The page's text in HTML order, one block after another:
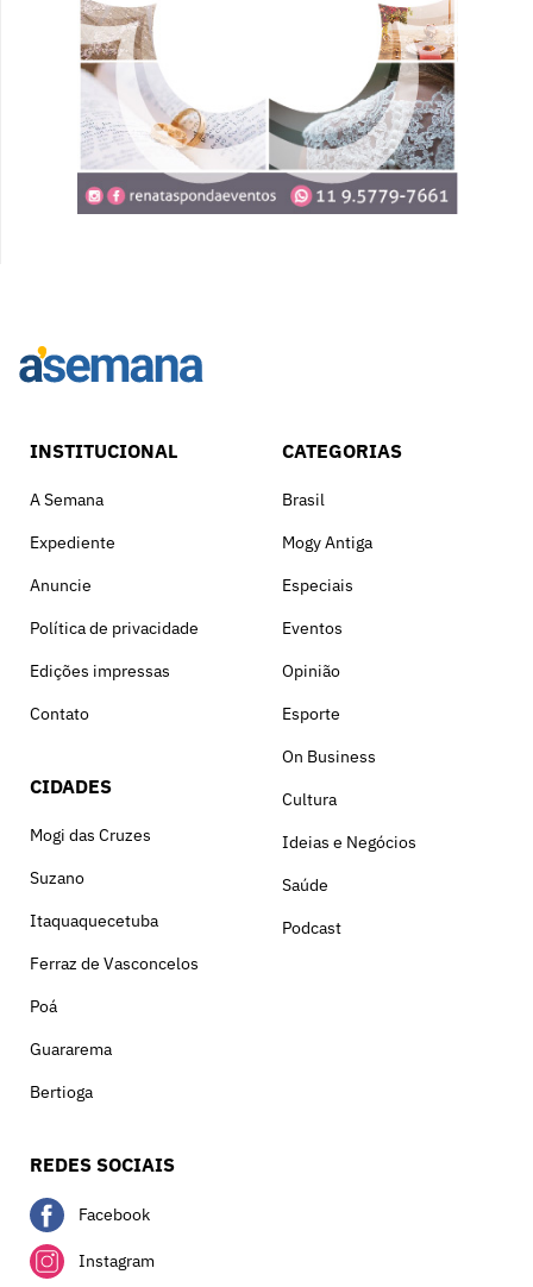
INSTITUCIONAL
A Semana
Expediente
Anuncie
Política de privacidade
Edições impressas
Contato
CIDADES
Mogi das Cruzes
Suzano
Itaquaquecetuba
Ferraz de Vasconcelos
Poá
Guararema
Bertioga
CATEGORIAS
Brasil
Mogy Antiga
Especiais
Eventos
Opinião
Esporte
On Business
Cultura
Ideias e Negócios
Saúde
Podcast
REDES SOCIAIS
Facebook
Instagram